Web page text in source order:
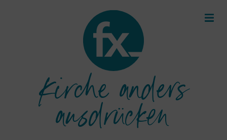
Kirche anders
ausdrücken